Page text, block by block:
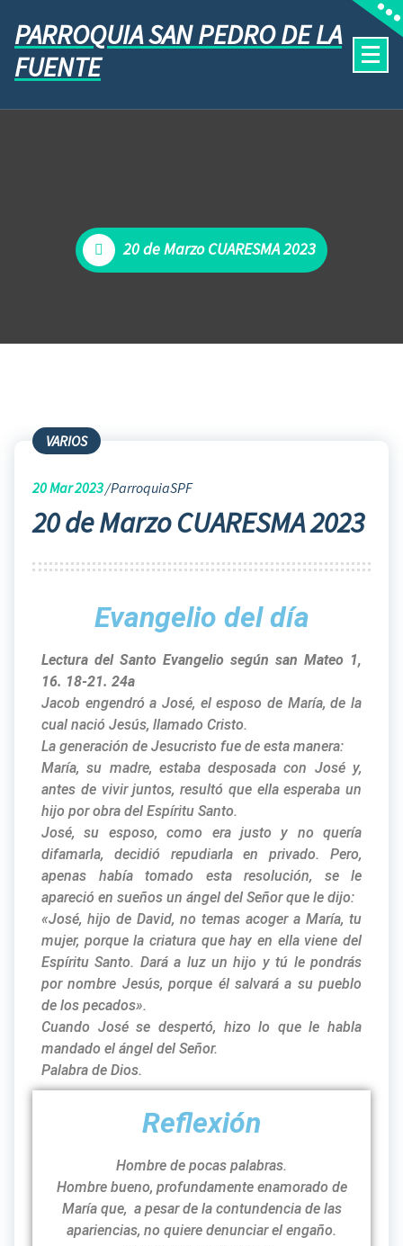
PARROQUIA SAN PEDRO DE LA
FUENTE
20 de Marzo CUARESMA 2023
VARIOS
20Mar 2023 ParroquiaSPF
20 de Marzo CUARESMA 2023
Evangelio del día
Lectura del Santo Evangelio según san Mateo 1,
16. 18-21. 24a
Jacob engendró a José, el esposo de María, de la
cual nació Jesús, llamado Cristo.
La generación de Jesucristo fue de esta manera:
María, su madre, estaba desposada con José y,
antes de vivir juntos, resultó que ella esperaba un
hijo por obra del Espíritu Santo.
José, su esposo, como era justo y no quería
difamarla, decidió repudiarla en privado. Pero,
apenas había tomado esta resolución, se le
apareció en sueños un ángel del Señor que le dijo:
«José, hijo de David, no temas acoger a María, tu
mujer, porque la criatura que hay en ella viene del
Espíritu Santo. Dará a luz un hijo y tú le pondrás
por nombre Jesús, porque él salvará a su pueblo
de los pecados».
Cuando José se despertó, hizo lo que le habla
mandado el ángel del Señor.
Palabra de Dios.
Reflexión
Hombre de pocas palabras.
Hombre bueno, profundamente enamorado de
María que, a pesar de la contundencia de las
apariencias, no quiere denunciar el engaño.